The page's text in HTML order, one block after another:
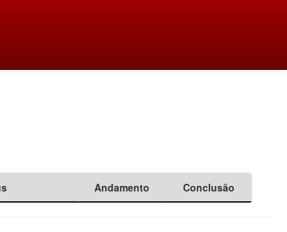
Andamento Conclusão